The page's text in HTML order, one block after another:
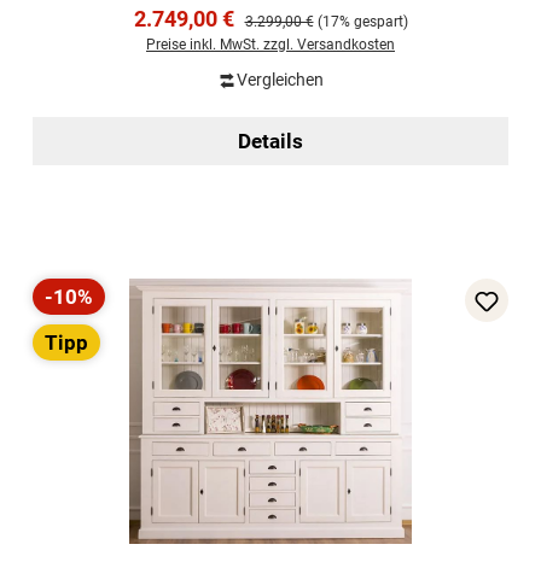
Verkaufspreis:
2.749,00 € Regulärer Preis:
3.299,00 € (17% gespart)
Preise inkl. MwSt. zzgl. Versandkosten
Vergleichen
Details
Rabatt
-10%
Tipp